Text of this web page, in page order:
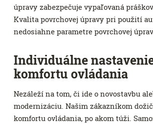
úpravy zabezpečuje vypaľovaná
Kvalita povrchovej úpravy pri použití
nedosiahne parametre povrchovej
Individuálne
komfortu ovládania
Nezáleží na tom, či ide o novostavbu
modernizáciu. Našim zákazníkom
komfortu ovládania, po akom túži.